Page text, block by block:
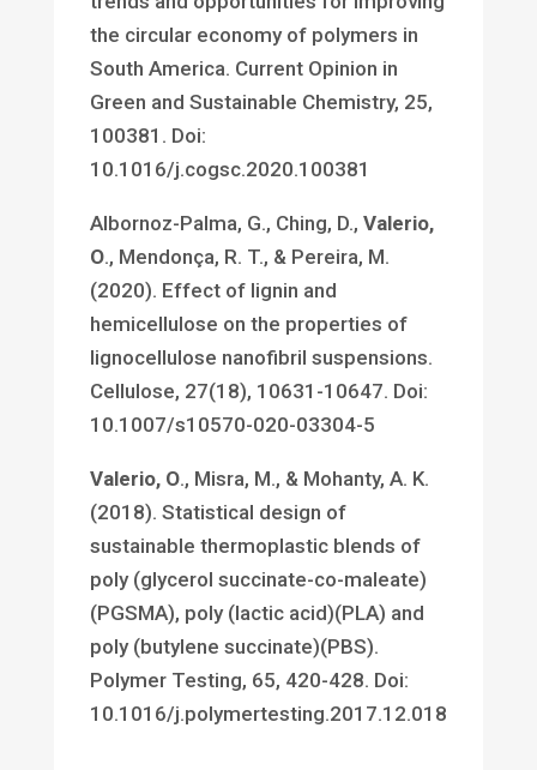
the circular economy of polymers in
South America. Current Opinion in
Green and Sustainable Chemistry, 25,
100381. Doi:
10.1016/j.cogsc.2020.100381
Albornoz-Palma, G., Ching, D., Valerio,
O., Mendonça, R. T., & Pereira, M.
(2020). Effect of lignin and
hemicellulose on the properties of
lignocellulose nanofibril suspensions.
Cellulose, 27(18), 10631-10647. Doi:
10.1007/s10570-020-03304-5
Valerio, O., Misra, M., & Mohanty, A. K.
(2018). Statistical design of
sustainable thermoplastic blends of
poly (glycerol succinate-co-maleate)
(PGSMA), poly (lactic acid)(PLA) and
poly (butylene succinate)(PBS).
Polymer Testing, 65, 420-428. Doi:
10.1016/j.polymertesting.2017.12.018